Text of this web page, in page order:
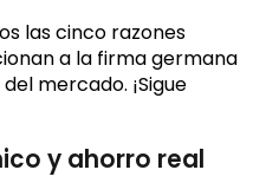
las cinco razones
a la firma germana
mercado. ¡Sigue
y ahorro real